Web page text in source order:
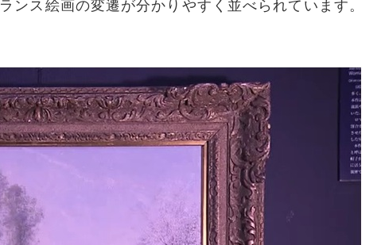
ンス絵画の変遷が分かりやすく並べられています。